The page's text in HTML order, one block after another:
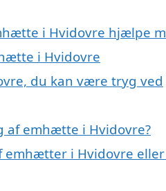
i Hvidovre hjælpe
i Hvidovre
du kan være tryg ved
af emhætte i Hvidovre?
i Hvidovre